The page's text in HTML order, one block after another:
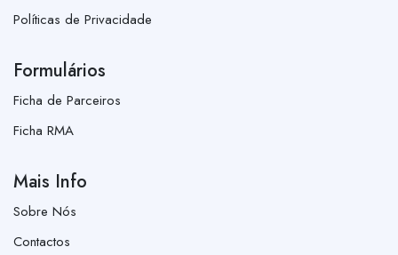
Políticas de Privacidade
Formulários
Ficha de Parceiros
Ficha RMA
Mais Info
Sobre Nós
Contactos